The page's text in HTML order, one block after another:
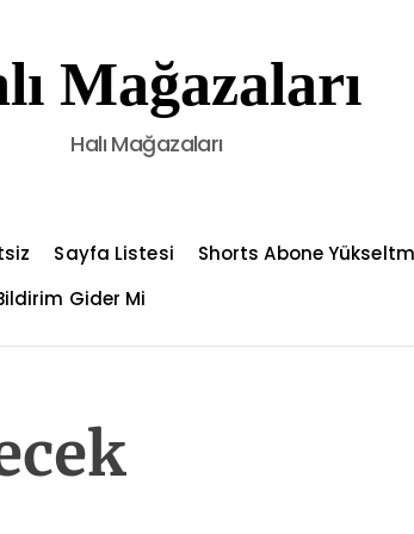
Mağazaları
Halı Mağazaları
Sayfa Listesi
Shorts Abone
Gider Mi